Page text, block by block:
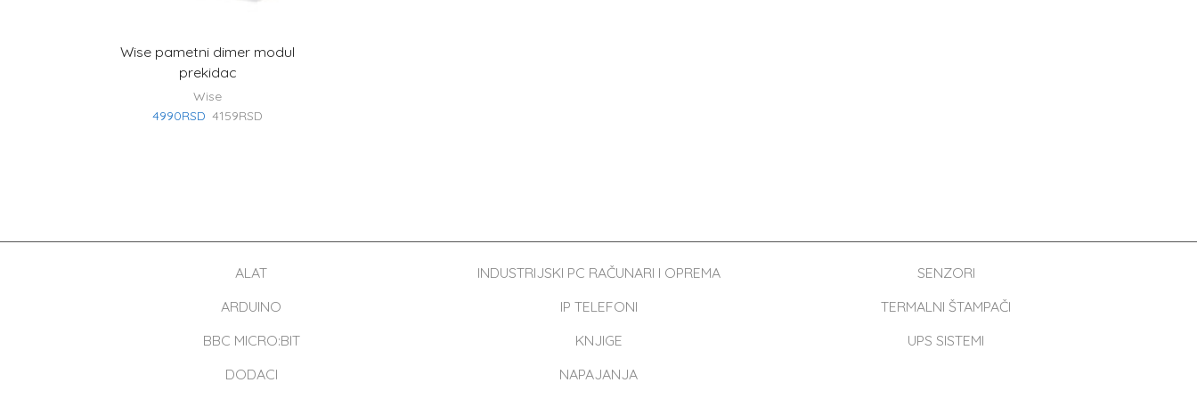
Wise pametni dimer modul
prekidac
Wise
4990RSD 4159RSD
ALAT
ARDUINO
BBC MICRO:BIT
DODACI
INDUSTRIJSKI PC RAČUNARI I OPREMA
IP TELEFONI
KNJIGE
NAPAJANJA
SENZORI
TERMALNI ŠTAMPAČI
UPS SISTEMI